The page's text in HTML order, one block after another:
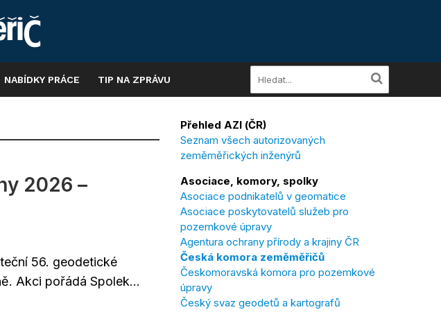
NABÍDKY PRÁCE TIP NA ZPRÁVU
2026 –
56. geodetické
Akci pořádá Spolek...
Přehled AZI (ČR)
Seznam všech autorizovaných
zeměměřických inženýrů
Asociace, komory, spolky
Asociace podnikatelů v geomatice
Asociace poskytovatelů služeb pro
pozemkové úpravy
Agentura ochrany přírody a krajiny ČR
Česká komora zeměměřičů
Českomoravská komora pro pozemkové
úpravy
Český svaz geodetů a kartografů